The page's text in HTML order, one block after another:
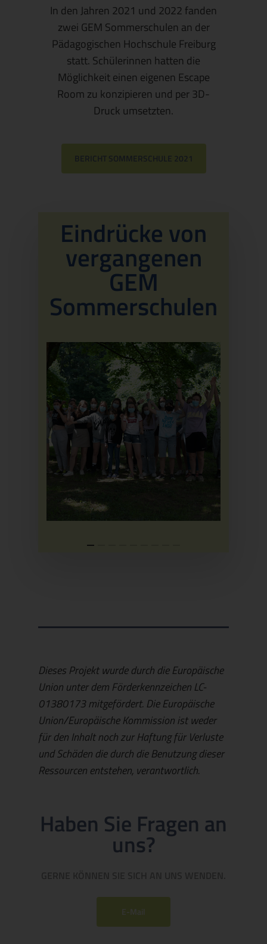
In den Jahren 2021 und 2022 fanden
zwei GEM Sommerschulen an der
Pädagogischen Hochschule Freiburg
statt. Schülerinnen hatten die
Möglichkeit einen eigenen Escape
Room zu konzipieren und per 3D-
Druck umsetzten.
Eindrücke von
vergangenen
GEM
Sommerschulen
Dieses Projekt wurde durch die Europäische
Union unter dem Förderkennzeichen LC-
01380173 mitgefördert. Die Europäische
Union/Europäische Kommission ist weder
für den Inhalt noch zur Haftung für Verluste
und Schäden die durch die Benutzung dieser
Ressourcen entstehen, verantwortlich.
Haben Sie Fragen an
uns?
E-Mail